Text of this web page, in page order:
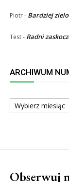
Piotr- Bardziej
Test- Radni
ARCHIWUM
ARCHIWUM
NUMERÓW
Obserwuj